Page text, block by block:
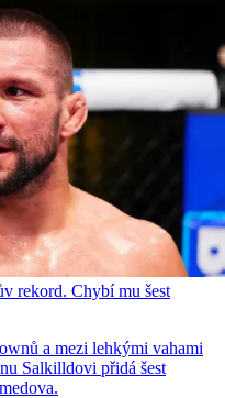
rekord. Chybí mu šest
a mezi lehkými vahami
Salkilldovi přidá šest